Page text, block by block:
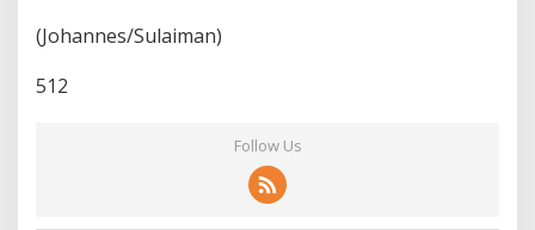
(Johannes/Sulaiman)
512
Follow Us